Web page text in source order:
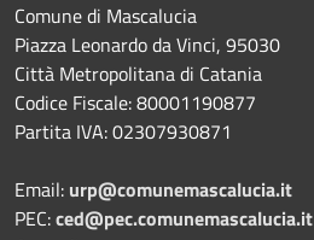
Comune di Mascalucia
Piazza Leonardo da Vinci, 95030
Città Metropolitana di Catania
Codice Fiscale: 80001190877
Partita IVA: 02307930871
Email: urp@comunemascalucia.it
PEC:ced@pec.comunemascalucia.it